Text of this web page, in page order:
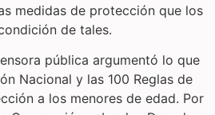
medidas de protección que los
de tales.
pública argumentó lo que
Nacional y las 100 Reglas de
a los menores de edad. Por